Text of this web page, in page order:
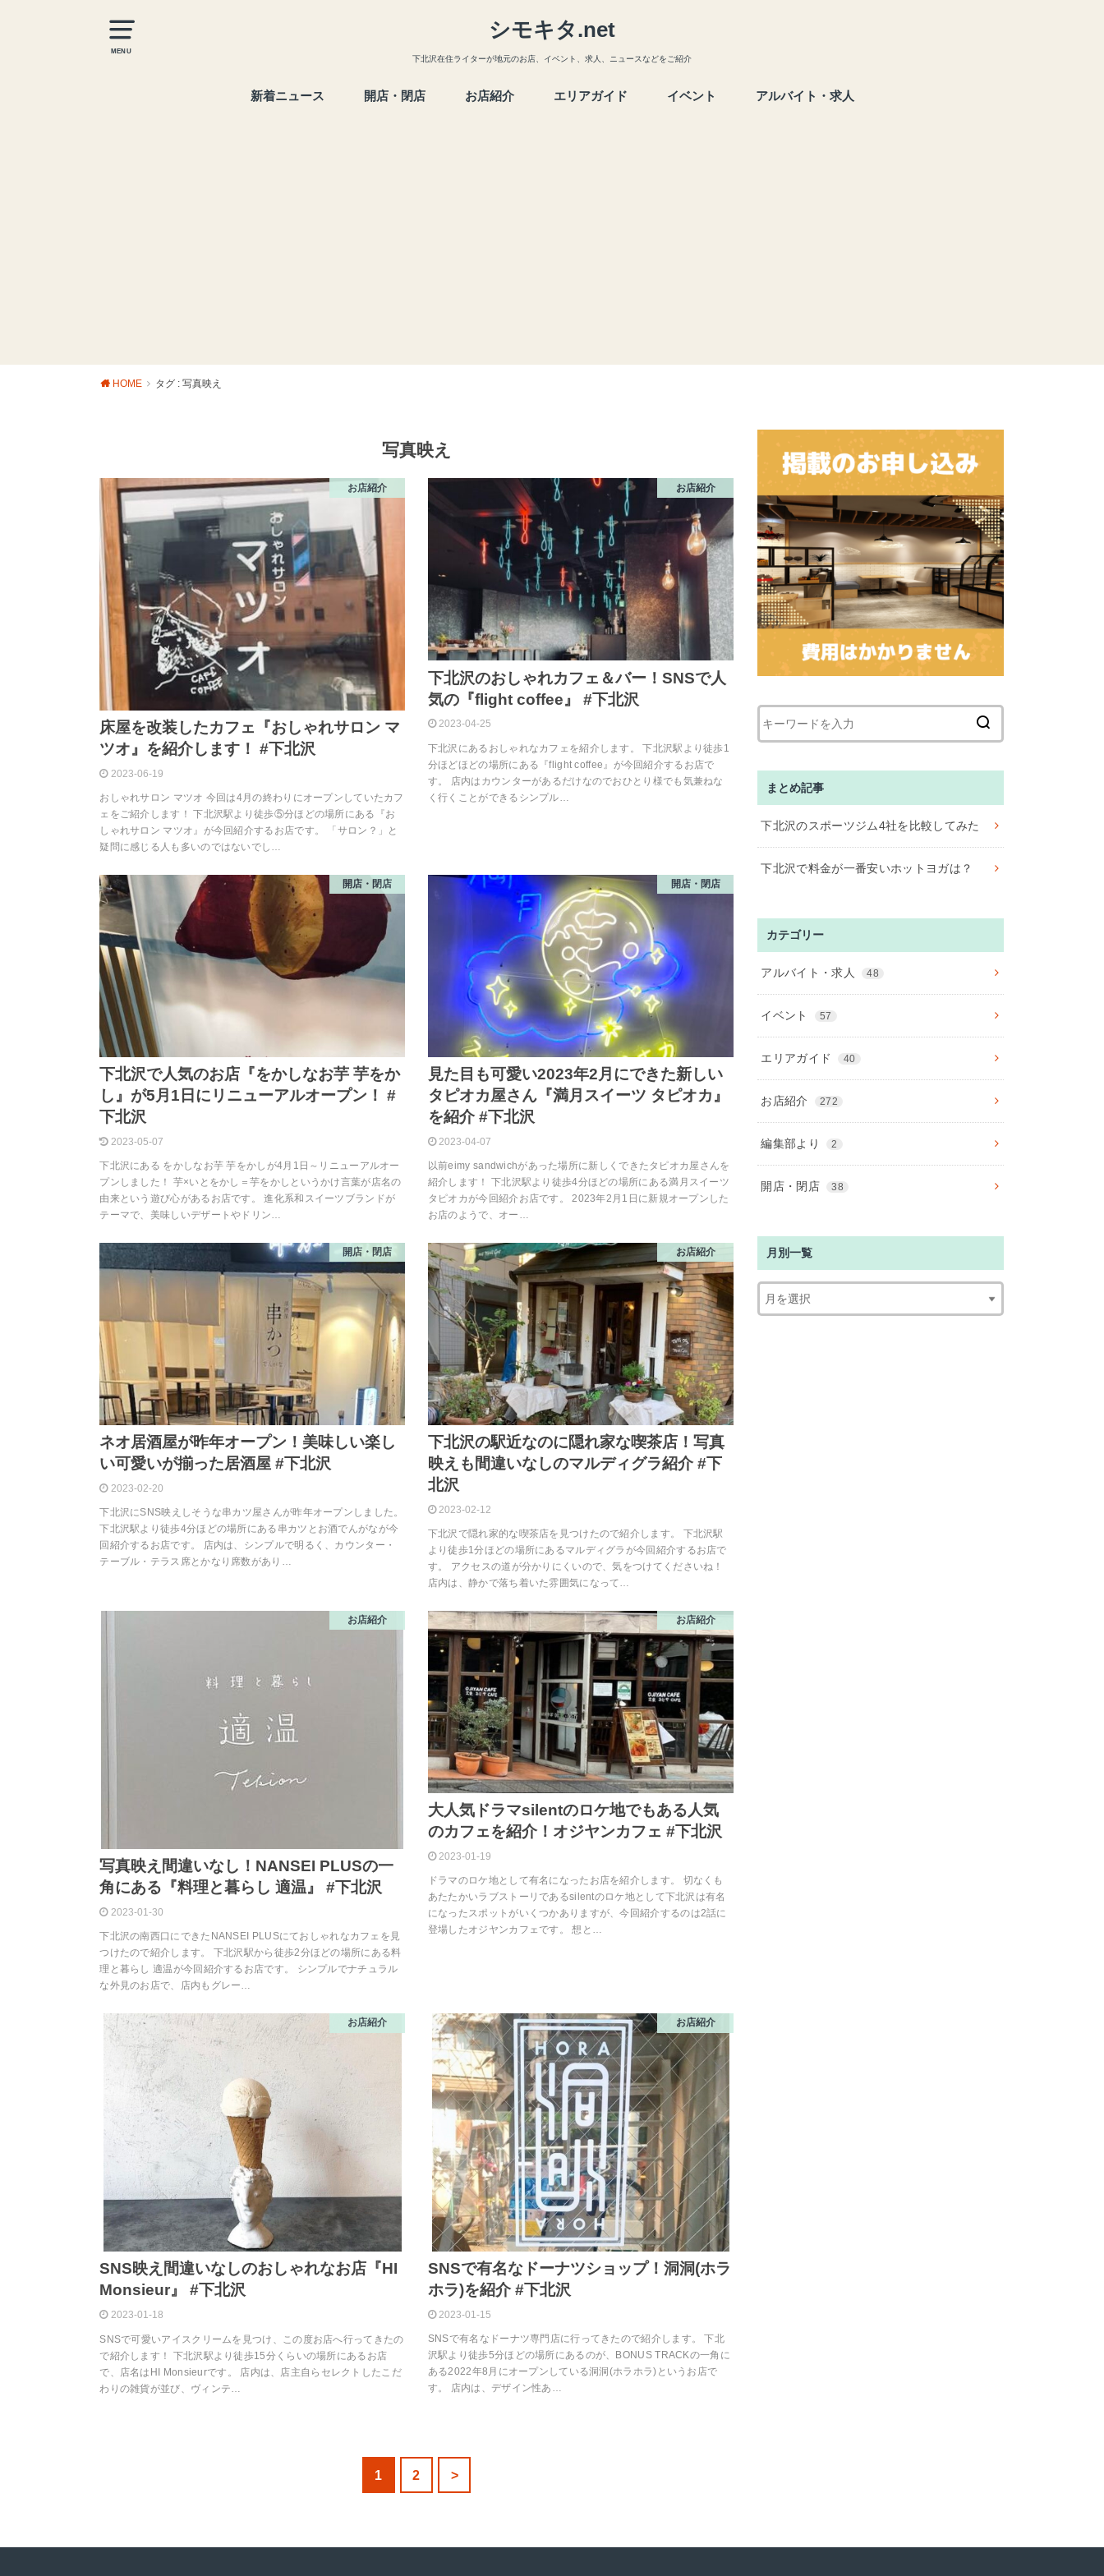
MENU
シモキタ.net
下北沢在住ライターが地元のお店、イベント、求人、ニュースなどをご紹介
新着ニュース 開店・閉店 お店紹介 エリアガイド イベント アルバイト・求人
HOME タグ : 写真映え
写真映え
お店紹介
床屋を改装したカフェ『おしゃれサロン マ
ツオ』を紹介します！ #下北沢
2023-06-19
おしゃれサロン マツオ 今回は4月の終わりにオープンしていたカフ
ェをご紹介します！ 下北沢駅より徒歩⑤分ほどの場所にある『お
しゃれサロン マツオ』が今回紹介するお店です。 「サロン？」と
疑問に感じる人も多いのではないでし…
お店紹介
下北沢のおしゃれカフェ＆バー！SNSで人
気の『flight coffee』 #下北沢
2023-04-25
下北沢にあるおしゃれなカフェを紹介します。 下北沢駅より徒歩1
分ほどほどの場所にある『flight coffee』が今回紹介するお店で
す。 店内はカウンターがあるだけなのでおひとり様でも気兼ねな
く行くことができるシンプル…
開店・閉店
下北沢で人気のお店『をかしなお芋 芋をか
し』が5月1日にリニューアルオープン！ #
下北沢
2023-05-07
下北沢にある をかしなお芋 芋をかしが4月1日～リニューアルオー
プンしました！ 芋×いとをかし＝芋をかしというかけ言葉が店名の
由来という遊び心があるお店です。 進化系和スイーツブランドが
テーマで、美味しいデザートやドリン…
開店・閉店
見た目も可愛い2023年2月にできた新しい
タピオカ屋さん『満月スイーツ タピオカ』
を紹介 #下北沢
2023-04-07
以前eimy sandwichがあった場所に新しくできたタピオカ屋さんを
紹介します！ 下北沢駅より徒歩4分ほどの場所にある満月スイーツ
タピオカが今回紹介お店です。 2023年2月1日に新規オープンした
お店のようで、オー…
開店・閉店
ネオ居酒屋が昨年オープン！美味しい楽し
い可愛いが揃った居酒屋 #下北沢
2023-02-20
下北沢にSNS映えしそうな串カツ屋さんが昨年オープンしました。
下北沢駅より徒歩4分ほどの場所にある串カツとお酒でんがなが今
回紹介するお店です。 店内は、シンプルで明るく、カウンター・
テーブル・テラス席とかなり席数があり…
お店紹介
下北沢の駅近なのに隠れ家な喫茶店！写真
映えも間違いなしのマルディグラ紹介 #下
北沢
2023-02-12
下北沢で隠れ家的な喫茶店を見つけたので紹介します。 下北沢駅
より徒歩1分ほどの場所にあるマルディグラが今回紹介するお店で
す。 アクセスの道が分かりにくいので、気をつけてくださいね！
店内は、静かで落ち着いた雰囲気になって…
お店紹介
写真映え間違いなし！NANSEI PLUSの一
角にある『料理と暮らし 適温』 #下北沢
2023-01-30
下北沢の南西口にできたNANSEI PLUSにておしゃれなカフェを見
つけたので紹介します。 下北沢駅から徒歩2分ほどの場所にある料
理と暮らし 適温が今回紹介するお店です。 シンプルでナチュラル
な外見のお店で、店内もグレー…
お店紹介
大人気ドラマsilentのロケ地でもある人気
のカフェを紹介！オジヤンカフェ #下北沢
2023-01-19
ドラマのロケ地として有名になったお店を紹介します。 切なくも
あたたかいラブストーリであるsilentのロケ地として下北沢は有名
になったスポットがいくつかありますが、今回紹介するのは2話に
登場したオジヤンカフェです。 想と…
お店紹介
SNS映え間違いなしのおしゃれなお店『HI
Monsieur』 #下北沢
2023-01-18
SNSで可愛いアイスクリームを見つけ、この度お店へ行ってきたの
で紹介します！ 下北沢駅より徒歩15分くらいの場所にあるお店
で、店名はHI Monsieurです。 店内は、店主自らセレクトしたこだ
わりの雑貨が並び、ヴィンテ…
お店紹介
SNSで有名なドーナツショップ！洞洞(ホラ
ホラ)を紹介 #下北沢
2023-01-15
SNSで有名なドーナツ専門店に行ってきたので紹介します。 下北
沢駅より徒歩5分ほどの場所にあるのが、BONUS TRACKの一角に
ある2022年8月にオープンしている洞洞(ホラホラ)というお店で
す。 店内は、デザイン性あ…
1 2 >
まとめ記事
下北沢のスポーツジム4社を比較してみた
下北沢で料金が一番安いホットヨガは？
カテゴリー
アルバイト・求人 48
イベント 57
エリアガイド 40
お店紹介 272
編集部より 2
開店・閉店 38
月別一覧